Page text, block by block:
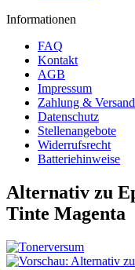
Informationen
FAQ
Kontakt
AGB
Impressum
Zahlung & Versand
Datenschutz
Stellenangebote
Widerrufsrecht
Batteriehinweise
Alternativ zu
Tinte Magenta